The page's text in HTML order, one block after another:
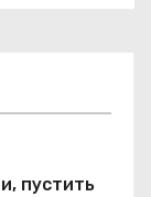
пустить